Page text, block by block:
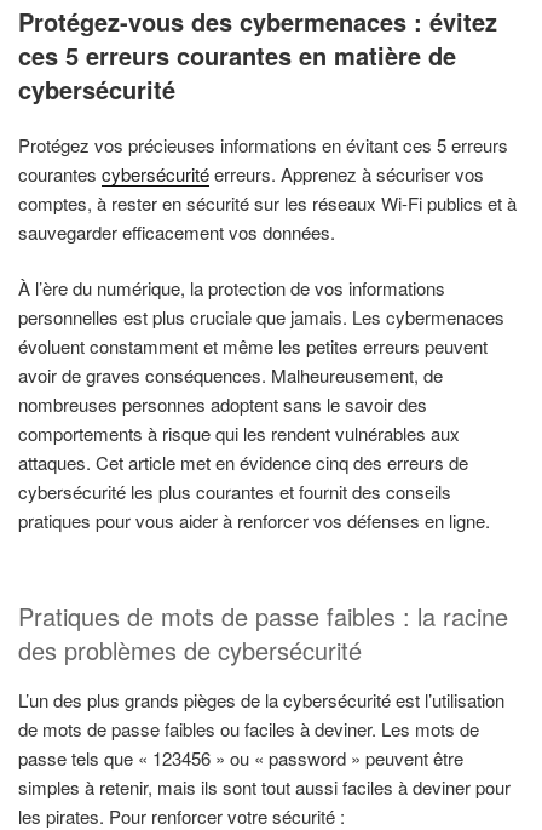
LE
Protégez-vous des cybermenaces : évitez
ces 5 erreurs courantes en matière de
cybersécurité
Protégez vos précieuses informations en évitant ces 5 erreurs
courantes cybersécuritéerreurs. Apprenez à sécuriser vos
comptes, à rester en sécurité sur les réseaux Wi-Fi publics et à
sauvegarder efficacement vos données.
À l’ère du numérique, la protection de vos informations
personnelles est plus cruciale que jamais. Les cybermenaces
évoluent constamment et même les petites erreurs peuvent
avoir de graves conséquences. Malheureusement, de
nombreuses personnes adoptent sans le savoir des
comportements à risque qui les rendent vulnérables aux
attaques. Cet article met en évidence cinq des erreurs de
cybersécurité les plus courantes et fournit des conseils
pratiques pour vous aider à renforcer vos défenses en ligne.
Pratiques de mots de passe faibles : la racine
des problèmes de cybersécurité
L’un des plus grands pièges de la cybersécurité est l’utilisation
de mots de passe faibles ou faciles à deviner. Les mots de
passe tels que « 123456 » ou « password » peuvent être
simples à retenir, mais ils sont tout aussi faciles à deviner pour
les pirates. Pour renforcer votre sécurité :